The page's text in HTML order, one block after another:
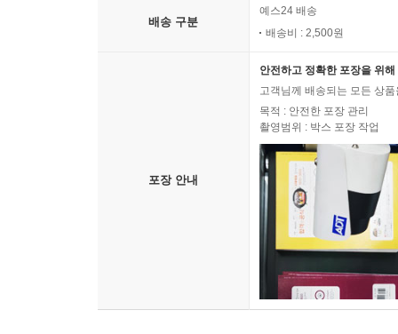
귀의하고 원주민들과 생활하면서 따뜻한 사랑을
_p127 〈5장 변하는 자아〉 중에서
위에서 살펴본 자아실현 욕구, 자존감, 자기 효능
수 있다. 건강한 자아를 갖게 되면 확실히 행복에
것만 부풀리면서 현실에서 더 큰 좌절을 가져다
현실적 능력이나 한계를 무시하고 가능한 자기
자아를 주입받은 아이들이 학교에 들어가 자기
칭찬하고 자존감을 고무해주는 것은 독이 된다.
회복할 수 있도록 도와주는 것이 필요하다. 진
공자의 인생삼락을 자아를 찾는 것과 연관해 설
배송 구분
예스24 배송
배송비 : 2,500원
포장 안내
안전하고 정확한 포장을 위
고객님께 배송되는 모든 상
목적 : 안전한 포장 관리
촬영범위 : 박스 포장 작업